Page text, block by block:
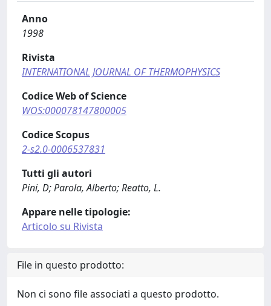
Anno
1998
Rivista
INTERNATIONAL JOURNAL OF THERMOPHYSICS
Codice Web of Science
WOS:000078147800005
Codice Scopus
2-s2.0-0006537831
Tutti gli autori
Pini, D; Parola, Alberto; Reatto, L.
Appare nelle tipologie:
Articolo su Rivista
File in questo prodotto:
Non ci sono file associati a questo prodotto.